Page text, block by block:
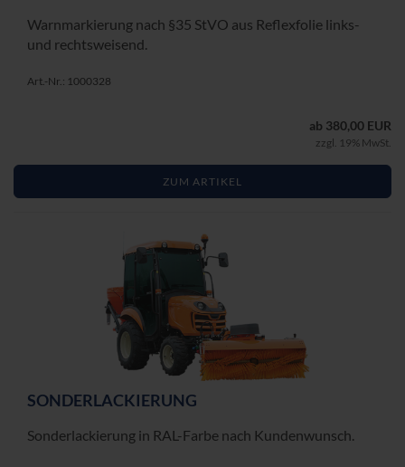
Warn­mar­kie­rung nach §35 StVO aus Re­flex­fo­lie links-​
und rechts­wei­send.
Art.-Nr.: 1000328
ab 380,00 EUR
zzgl. 19% MwSt.
ZUM ARTIKEL
SON­DER­LA­CKIE­RUNG
Son­der­la­ckie­rung in RAL-​Farbe nach Kun­den­wunsch.